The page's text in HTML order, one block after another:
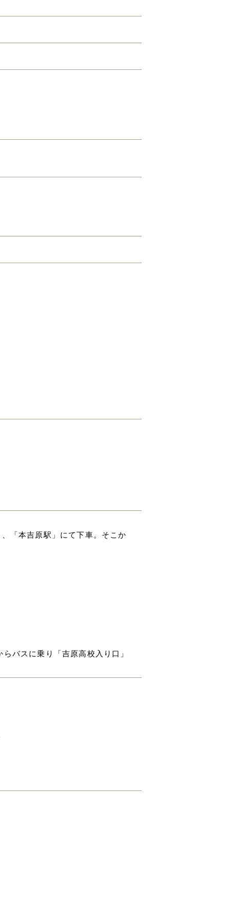
「本吉原駅」にて下車。そこか
バスに乗り「吉原高校入り口」